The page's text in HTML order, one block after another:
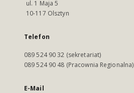
ul. 1 Maja 5
10-117 Olsztyn
Telefon
089 524 90 32 (sekretariat)
089 524 90 48 (Pracownia Regionalna)
E-Mail